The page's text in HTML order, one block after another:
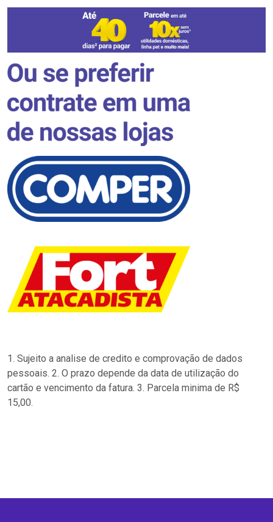
1. Sujeito a analise de credito e comprovação de dados
pessoais. 2. O prazo depende da data de utilização do
cartão e vencimento da fatura. 3. Parcela minima de R$
15,00.